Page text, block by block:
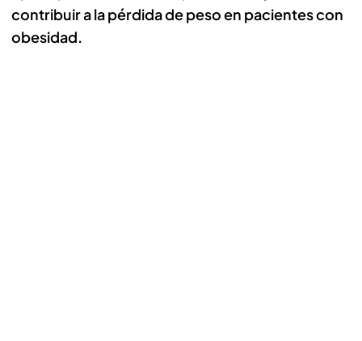
contribuir a la pérdida de peso en pacientes con
obesidad.